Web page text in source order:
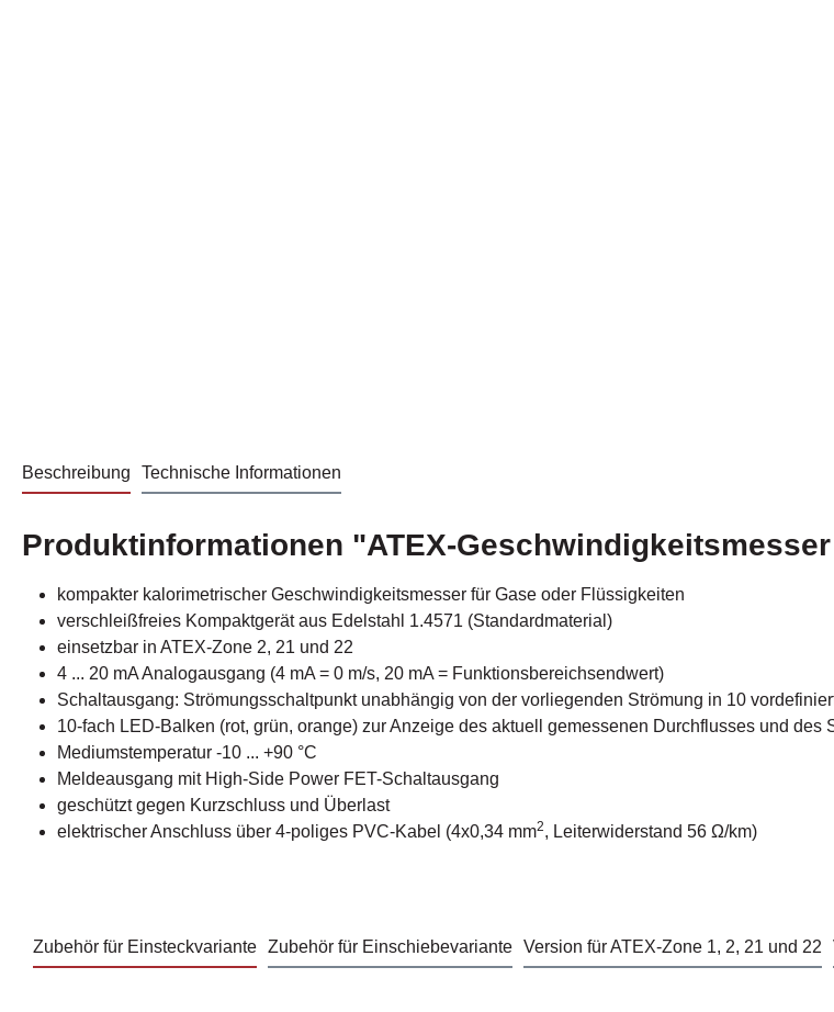
Beschreibung Technische Informationen
Produktinformationen "ATEX-Geschwindigkeitsmesser
kompakter kalorimetrischer Geschwindigkeitsmesser für Gase oder Flüssigkeiten
verschleißfreies Kompaktgerät aus Edelstahl 1.4571 (Standardmaterial)
einsetzbar in ATEX-Zone 2, 21 und 22
4 ... 20 mA Analogausgang (4 mA = 0 m/s, 20 mA = Funktionsbereichsendwert)
Schaltausgang: Strömungsschaltpunkt unabhängig von der vorliegenden Strömung in 10
10-fach LED-Balken (rot, grün, orange) zur Anzeige des aktuell gemessenen Durchflusses und
Mediumstemperatur -10 ... +90 °C
Meldeausgang mit High-Side Power FET-Schaltausgang
geschützt gegen Kurzschluss und Überlast
elektrischer Anschluss über 4-poliges PVC-Kabel (4x0,34 mm2, Leiterwiderstand 56 Ω/km)
Zubehör für Einsteckvariante Zubehör für Einschiebevariante Version für ATEX-Zone 1, 2, 21 und 22